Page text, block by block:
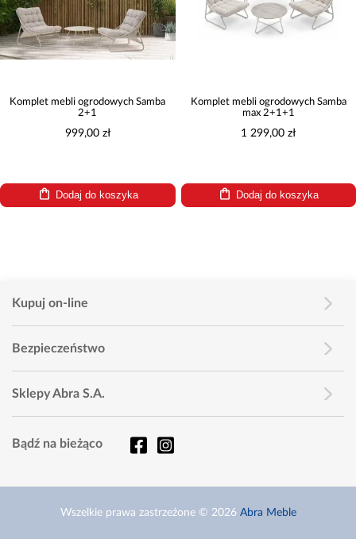
Komplet mebli ogrodowych Samba
2+1
999,00 zł
Dodaj do koszyka
Komplet mebli ogrodowych Samba
max 2+1+1
1 299,00 zł
Dodaj do koszyka
Kupuj on-line
Bezpieczeństwo
Sklepy Abra S.A.
Bądź na bieżąco
Wszelkie prawa zastrzeżone © 2026 Abra Meble